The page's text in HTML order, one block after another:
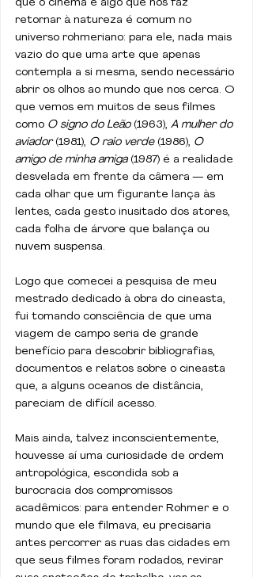
que o cinema é algo que nos faz
retornar à natureza é comum no
universo rohmeriano: para ele, nada mais
vazio do que uma arte que apenas
contempla a si mesma, sendo necessário
abrir os olhos ao mundo que nos cerca. O
que vemos em muitos de seus filmes
como O signo do Leão (1963), A mulher do
aviador (1981), O raio verde (1986), O
amigo de minha amiga (1987) é a realidade
desvelada em frente da câmera — em
cada olhar que um figurante lança às
lentes, cada gesto inusitado dos atores,
cada folha de árvore que balança ou
nuvem suspensa.
Logo que comecei a pesquisa de meu
mestrado dedicado à obra do cineasta,
fui tomando consciência de que uma
viagem de campo seria de grande
benefício para descobrir bibliografias,
documentos e relatos sobre o cineasta
que, a alguns oceanos de distância,
pareciam de difícil acesso.
Mais ainda, talvez inconscientemente,
houvesse aí uma curiosidade de ordem
antropológica, escondida sob a
burocracia dos compromissos
acadêmicos: para entender Rohmer e o
mundo que ele filmava, eu precisaria
antes percorrer as ruas das cidades em
que seus filmes foram rodados, revirar